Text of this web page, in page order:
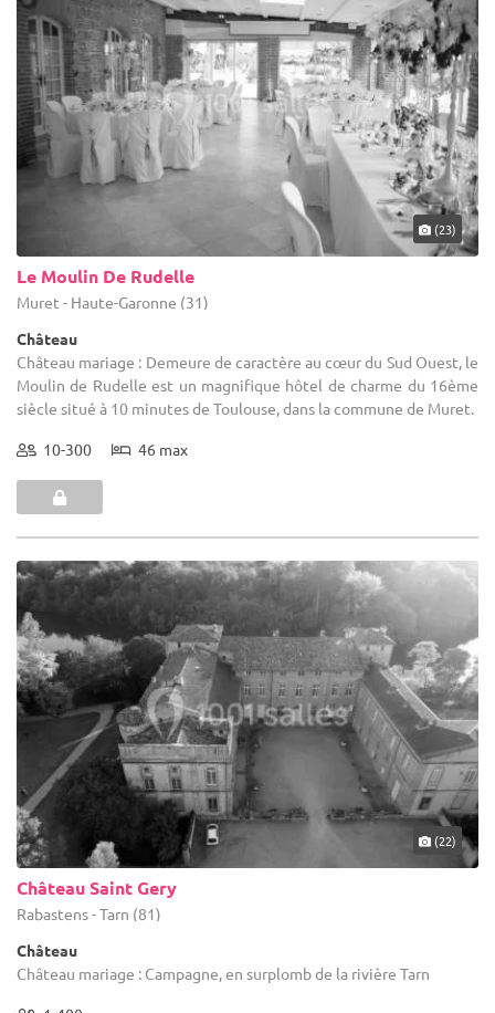
(23)
Le Moulin De Rudelle
Muret - Haute-Garonne (31)
Château
Château mariage : Demeure de caractère au cœur du Sud Ouest, le
Moulin de Rudelle est un magnifique hôtel de charme du 16ème
siècle situé à 10 minutes de Toulouse, dans la commune de Muret.
10-300 46 max
(22)
Château Saint Gery
Rabastens - Tarn (81)
Château
Château mariage : Campagne, en surplomb de la rivière Tarn